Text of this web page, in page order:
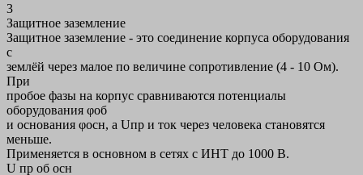
3
Защитное заземление
Защитное заземление - это соединение корпуса оборудования
с
землёй через малое по величине сопротивление (4 - 10 Ом).
При
пробое фазы на корпус сравниваются потенциалы
оборудования φоб
и основания φосн, а Uпр и ток через человека становятся
меньше.
Применяется в основном в сетях с ИНТ до 1000 В.
U пр об осн